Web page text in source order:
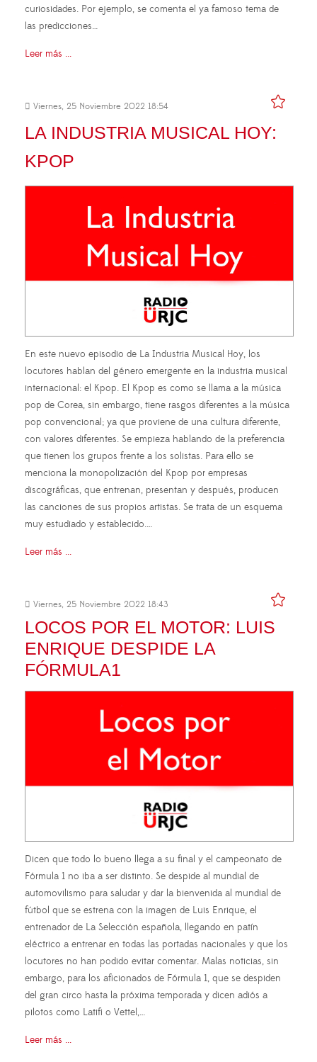
curiosidades. Por ejemplo, se comenta el ya famoso tema de
las predicciones…
Leer más ...
Viernes, 25 Noviembre 2022 18:54
LA INDUSTRIA MUSICAL HOY:
KPOP
En este nuevo episodio de La Industria Musical Hoy, los
locutores hablan del género emergente en la industria musical
internacional: el Kpop. El Kpop es como se llama a la música
pop de Corea, sin embargo, tiene rasgos diferentes a la música
pop convencional; ya que proviene de una cultura diferente,
con valores diferentes. Se empieza hablando de la preferencia
que tienen los grupos frente a los solistas. Para ello se
menciona la monopolización del Kpop por empresas
discográficas, que entrenan, presentan y después, producen
las canciones de sus propios artistas. Se trata de un esquema
muy estudiado y establecido.…
Leer más ...
Viernes, 25 Noviembre 2022 18:43
LOCOS POR EL MOTOR: LUIS
ENRIQUE DESPIDE LA
FÓRMULA1
Dicen que todo lo bueno llega a su final y el campeonato de
Fórmula 1 no iba a ser distinto. Se despide al mundial de
automovilismo para saludar y dar la bienvenida al mundial de
fútbol que se estrena con la imagen de Luis Enrique, el
entrenador de La Selección española, llegando en patín
eléctrico a entrenar en todas las portadas nacionales y que los
locutores no han podido evitar comentar. Malas noticias, sin
embargo, para los aficionados de Fórmula 1, que se despiden
del gran circo hasta la próxima temporada y dicen adiós a
pilotos como Latifi o Vettel,…
Leer más ...